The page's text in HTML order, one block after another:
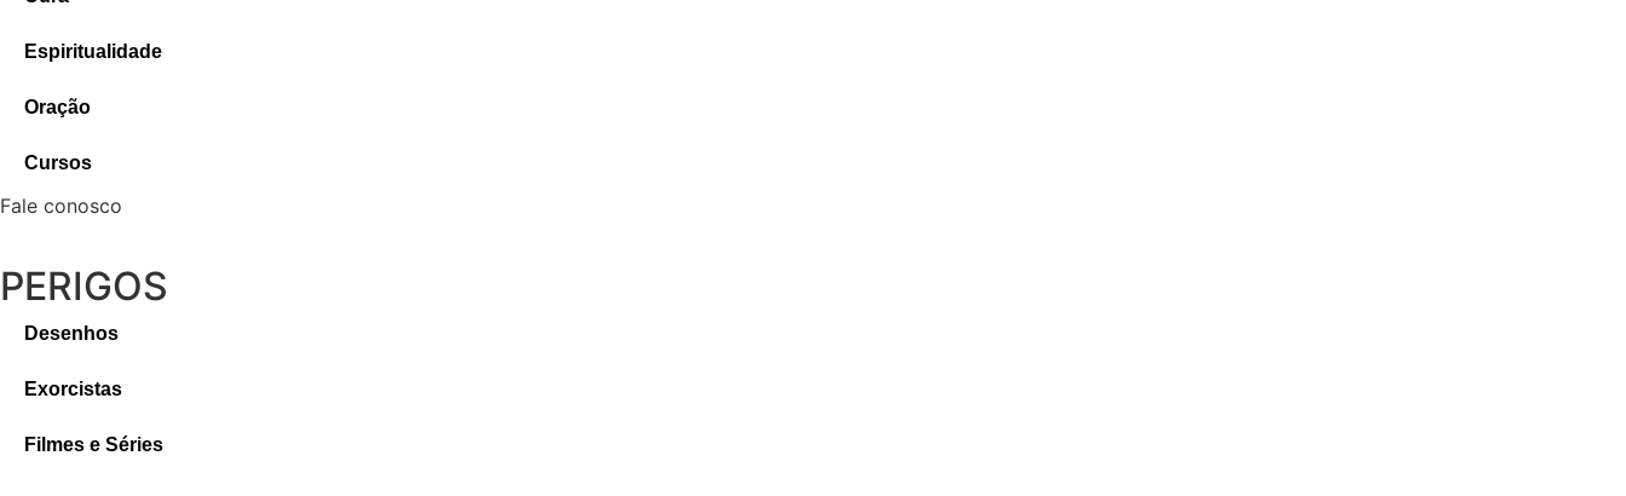
Espiritualidade
Oração
Cursos
Fale conosco
PERIGOS
Desenhos
Exorcistas
Filmes e Séries